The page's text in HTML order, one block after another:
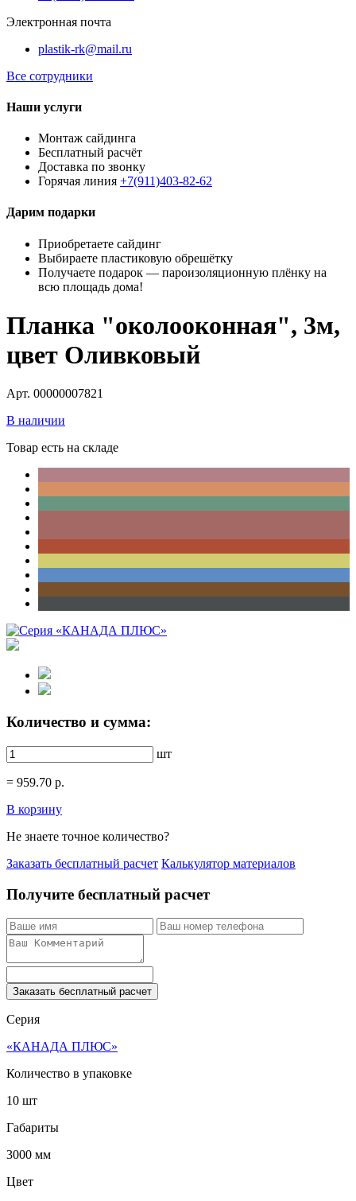
Электронная почта
plastik-rk@mail.ru
Все сотрудники
Наши услуги
Монтаж сайдинга
Бесплатный расчёт
Доставка по звонку
Горячая линия +7(911)403-82-62
Дарим подарки
Приобретаете сайдинг
Выбираете пластиковую обрешётку
Получаете подарок — пароизоляционную плёнку на
всю площадь дома!
Планка "околооконная", 3м,
цвет Оливковый
Арт. 00000007821
В наличии
Товар есть на складе
Количество и сумма:
шт
= 959.70 р.
В корзину
Не знаете точное количество?
Заказать бесплатный расчет Калькулятор материалов
Получите бесплатный расчет
Заказать бесплатный расчет
Серия
«КАНАДА ПЛЮС»
Количество в упаковке
10 шт
Габариты
3000 мм
Цвет